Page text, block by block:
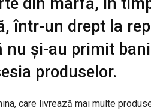
din marfă, în
într-un drept la
nu și-au primit
produselor.
care livrează mai multe